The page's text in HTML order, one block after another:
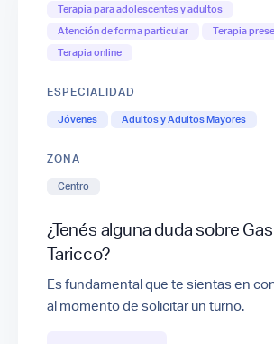
Terapia para adolescentes y adultos
Atención de forma particular
Terapia
Terapia online
ESPECIALIDAD
Jóvenes Adultos y Adultos Mayores
ZONA
Centro
¿Tenés alguna duda sobre
Taricco?
Es fundamental que te sientas en
al momento de solicitar un turno.